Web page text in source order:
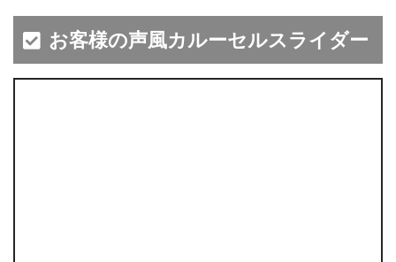
お客様の声風カルーセルスライダー